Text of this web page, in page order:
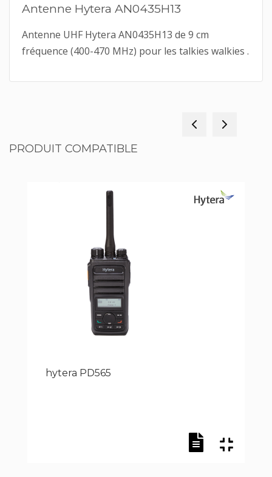
Antenne Hytera AN0435H13
Antenne UHF Hytera AN0435H13 de 9 cm
fréquence (400-470 MHz) pour les talkies walkies .
PRODUIT COMPATIBLE
hytera PD565